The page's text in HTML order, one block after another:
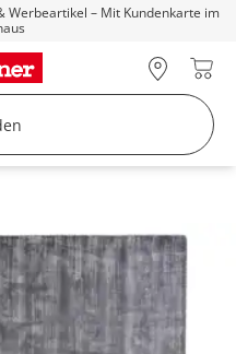
Werbeartikel – Mit Kundenkarte im